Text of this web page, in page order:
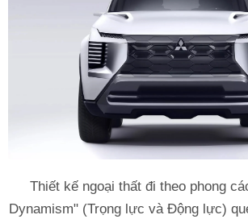
Thiết kế ngoại thất đi theo phong
Dynamism" (Trọng lực và Động lực)